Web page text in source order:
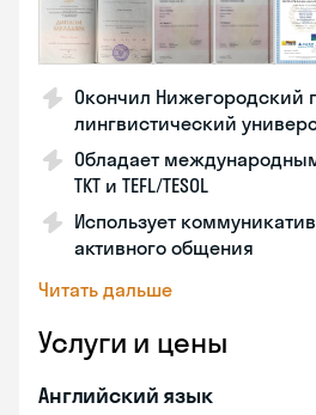
Окончил Нижегородский
лингвистический
Обладает
TKT и TEFL/TESOL
Использует
активного общения
Читать дальше
Услуги и цены
Английский язык